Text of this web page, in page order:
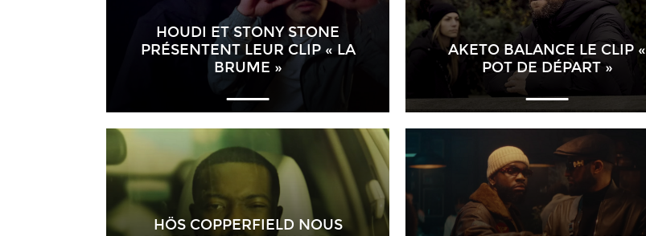
HOUDI ET STONY STONE
PRÉSENTENT LEUR CLIP « LA
BRUME »
AKETO BALANCE LE CLIP «
POT DE DÉPART »
HÖS COPPERFIELD NOUS